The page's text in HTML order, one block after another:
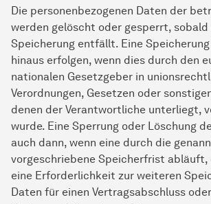
Die personenbezogenen Daten der
werden gelöscht oder gesperrt,
Speicherung entfällt. Eine
hinaus erfolgen, wenn dies durch den
nationalen Gesetzgeber in
Verordnungen, Gesetzen oder
denen der Verantwortliche unterliegt,
wurde. Eine Sperrung oder Löschung
auch dann, wenn eine durch die
vorgeschriebene Speicherfrist abläuft,
eine Erforderlichkeit zur weiteren
Daten für einen Vertragsabschluss